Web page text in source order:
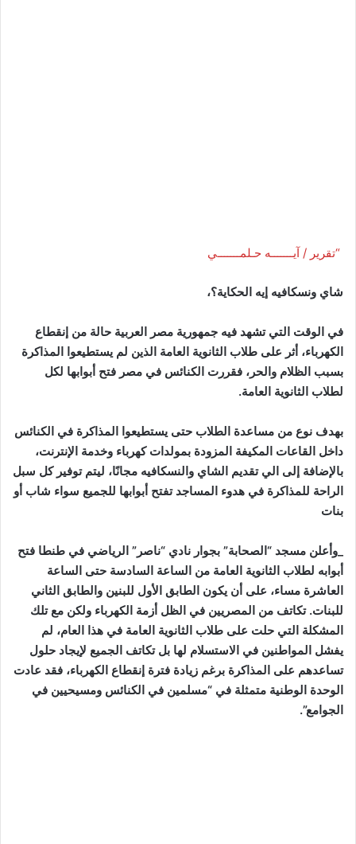
“تقرير / آيـــــــه حـلمـــــــي
شاي ونسكافيه إيه الحكاية؟،
في الوقت التي تشهد فيه جمهورية مصر العربية حالة من إنقطاع
الكهرباء، أثر على طلاب الثانوية العامة الذين لم يستطيعوا المذاكرة
بسبب الظلام والحر، فقررت الكنائس في مصر فتح أبوابها لكل
لطلاب الثانوية العامة.
بهدف نوع من مساعدة الطلاب حتى يستطيعوا المذاكرة في الكنائس
داخل القاعات المكيفة المزودة بمولدات كهرباء وخدمة الإنترنت،
بالإضافة إلى الي تقديم الشاي والنسكافيه مجانًا، ليتم توفير كل سبل
الراحة للمذاكرة في هدوء المساجد تفتح أبوابها للجميع سواء شاب أو
بنات
_وأعلن مسجد “الصحابة” بجوار نادي “ناصر” الرياضي في طنطا فتح
أبوابه لطلاب الثانوية العامة من الساعة السادسة حتى الساعة
العاشرة مساء، على أن يكون الطابق الأول للبنين والطابق الثاني
للبنات. تكاتف من المصريين في الظل أزمة الكهرباء ولكن مع تلك
المشكلة التي حلت على طلاب الثانوية العامة في هذا العام، لم
يفشل المواطنين في الاستسلام لها بل تكاتف الجميع لإيجاد حلول
تساعدهم على المذاكرة برغم زيادة فترة إنقطاع الكهرباء، فقد عادت
الوحدة الوطنية متمثلة في “مسلمين في الكنائس ومسيحيين في
الجوامع”.